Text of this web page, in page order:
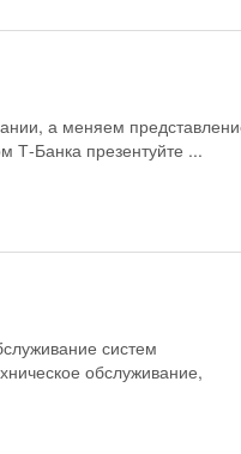
а меняем
Т-Банка презентуйте ...
систем
обслуживание,